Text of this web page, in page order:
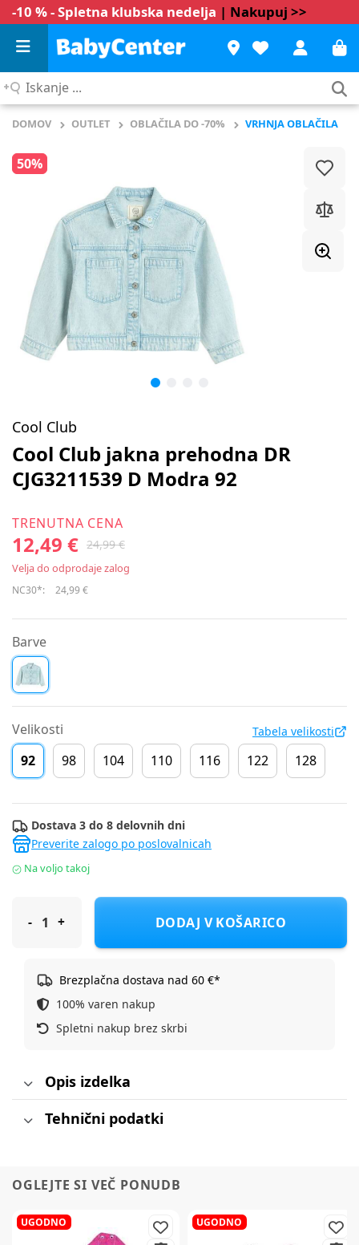
-10 % - Spletna klubska nedelja | Nakupuj >>
Iskanje
DOMOV OUTLET OBLAČILA DO -70% VRHNJA OBLAČILA
50%
Cool Club
Cool Club jakna prehodna DR
CJG3211539 D Modra 92
TRENUTNA CENA
12,49 € 24,99 €
Velja do odprodaje zalog
NC30*: 24,99 €
Barve
Velikosti Tabela velikosti
92 98 104 110 116 122 128
Dostava 3 do 8 delovnih dni
Preverite zalogo po poslovalnicah
Na voljo takoj
Cool Club jakna prehodna DR CJG3211539 D Modra 92
DODAJ V KOŠARICO
Brezplačna dostava nad 60 €*
100% varen nakup
Spletni nakup brez skrbi
Opis izdelka
Tehnični podatki
OGLEJTE SI VEČ PONUDB
UGODNO UGODNO